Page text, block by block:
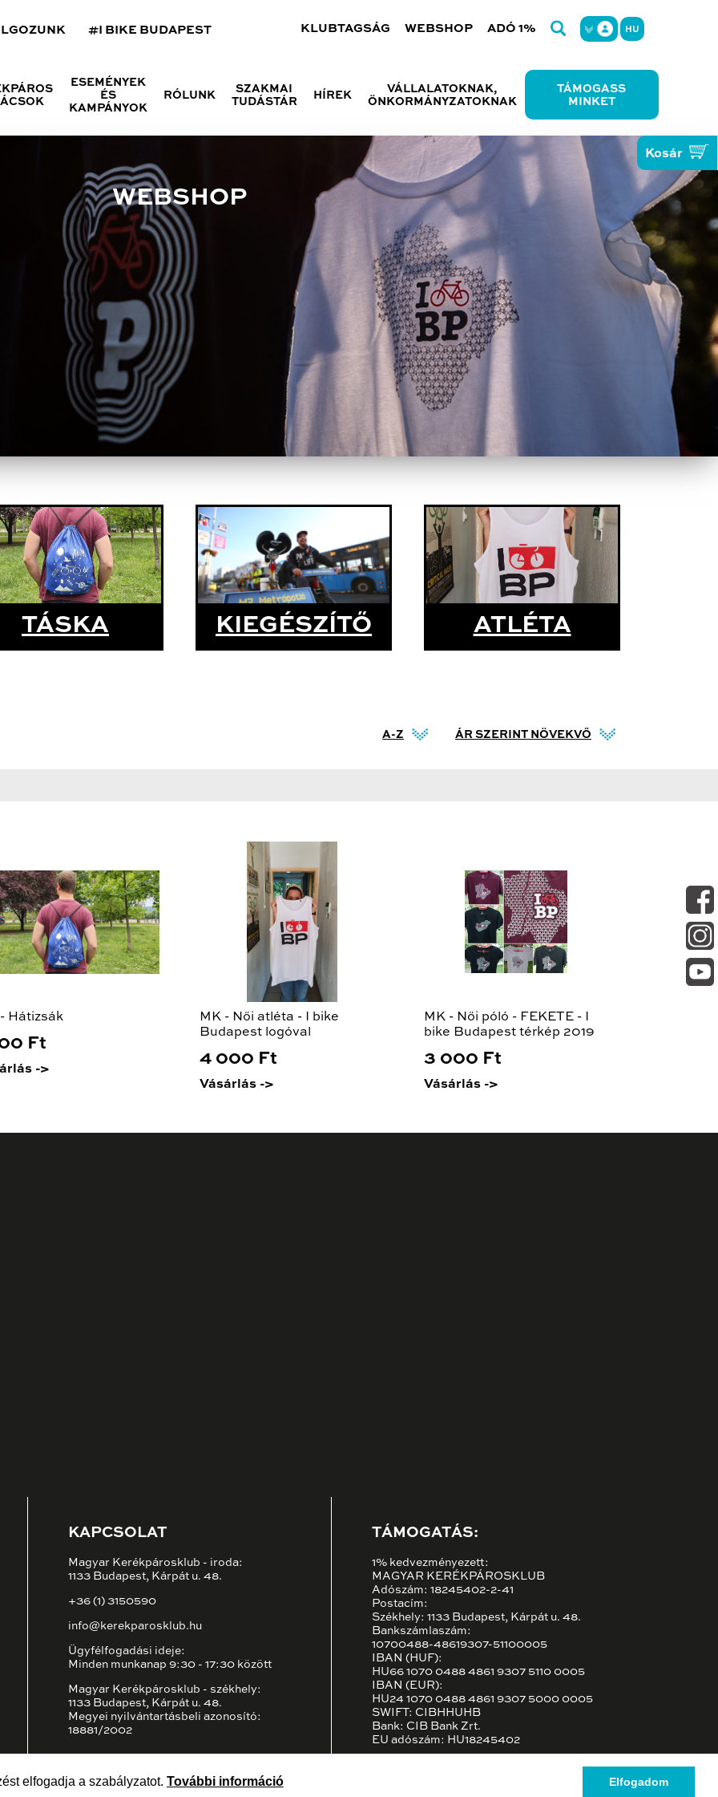
elfogadja a szabályzatot. További információ Elfogadom
#I BIKE BUDAPEST KLUBTAGSÁG WEBSHOP ADÓ 1% HU
ESEMÉNYEK
ÉS
KAMPÁNYOK
RÓLUNK
SZAKMAI
TUDÁSTÁR
HÍREK
VÁLLALATOKNAK,
ÖNKORMÁNYZATOKNAK
TÁMOGASS
MINKET
Kosár
WEBSHOP
TÁSKA KIEGÉSZÍTŐ ATLÉTA
A-Z ÁR SZERINT NÖVEKVŐ
Hátizsák
Ft
->
MK - Női atléta - I bike
Budapest logóval
4 000 Ft
Vásárlás ->
MK - Női póló - FEKETE - I
bike Budapest térkép 2019
3 000 Ft
Vásárlás ->
KAPCSOLAT
Magyar Kerékpárosklub - iroda:
1133 Budapest, Kárpát u. 48.
+36 (1) 3150590
info@kerekparosklub.hu
Ügyfélfogadási ideje:
Minden munkanap 9:30 - 17:30 között
Magyar Kerékpárosklub - székhely:
1133 Budapest, Kárpát u. 48.
Megyei nyilvántartásbeli azonosító:
18881/2002
TÁMOGATÁS:
1% kedvezményezett:
MAGYAR KERÉKPÁROSKLUB
Adószám: 18245402-2-41
Postacím:
Székhely: 1133 Budapest, Kárpát u. 48.
Bankszámlaszám:
10700488-48619307-51100005
IBAN (HUF):
HU66 1070 0488 4861 9307 5110 0005
IBAN (EUR):
HU24 1070 0488 4861 9307 5000 0005
SWIFT: CIBHHUHB
Bank: CIB Bank Zrt.
EU adószám: HU18245402